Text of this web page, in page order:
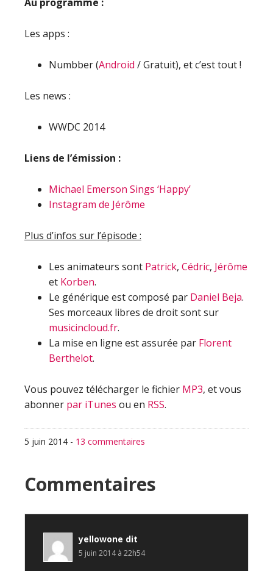
Les apps :
Numbber (Android / Gratuit), et c’est tout !
Les news :
WWDC 2014
Liens de l’émission :
Michael Emerson Sings ‘Happy’
Instagram de Jérôme
Plus d’infos sur l’épisode :
Les animateurs sont Patrick, Cédric, Jérôme
et Korben.
Le générique est composé par Daniel Beja.
Ses morceaux libres de droit sont sur
musicincloud.fr.
La mise en ligne est assurée par Florent
Berthelot.
Vous pouvez télécharger le fichier MP3, et vous
abonner par iTunes ou en RSS.
5 juin 2014 - 13 commentaires
Interactions
du
lecteur
Commentaires
yellowone dit
5 juin 2014 à 22h54